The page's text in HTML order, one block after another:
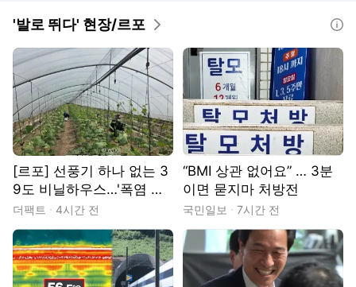
'발로 뛰다' 현장/르포
[르포] 선풍기 하나 없는 3
9도 비닐하우스…'폭염 악
몽' 꾸는 이주노동자
더팩트 4시간 전
“BMI 상관 없어요” … 3분
이면 묻지마 처방전
국민일보 7시간 전